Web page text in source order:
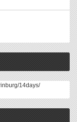
14days/